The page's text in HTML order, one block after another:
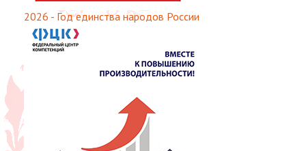
2026 - Год единства народов России